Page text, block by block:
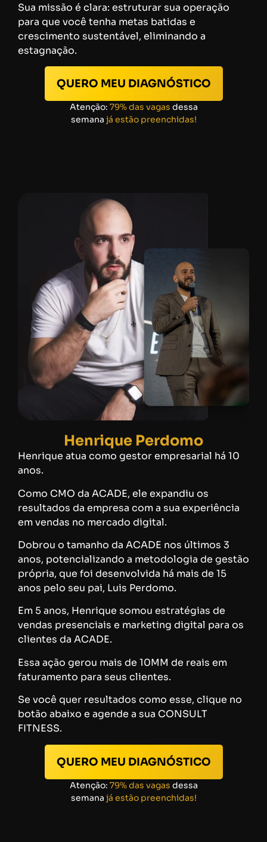
Sua missão é clara: estruturar sua operação
para que você tenha metas batidas e
crescimento sustentável, eliminando a
estagnação.
QUERO MEU DIAGNÓSTICO
Atenção: 79% das vagas dessa
semana já estão preenchidas!
Henrique Perdomo
Henrique atua como gestor empresarial há 10
anos.
Como CMO da ACADE, ele expandiu os
resultados da empresa com a sua experiência
em vendas no mercado digital.
Dobrou o tamanho da ACADE nos últimos 3
anos, potencializando a metodologia de gestão
própria, que foi desenvolvida há mais de 15
anos pelo seu pai, Luis Perdomo.
Em 5 anos, Henrique somou estratégias de
vendas presenciais e marketing digital para os
clientes da ACADE.
Essa ação gerou mais de 10MM de reais em
faturamento para seus clientes.
Se você quer resultados como esse, clique no
botão abaixo e agende a sua CONSULT
FITNESS.
QUERO MEU DIAGNÓSTICO
Atenção: 79% das vagas dessa
semana já estão preenchidas!